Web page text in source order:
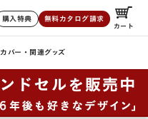
購入特典 無料カタログ請求
カート
カバー・関連グッズ